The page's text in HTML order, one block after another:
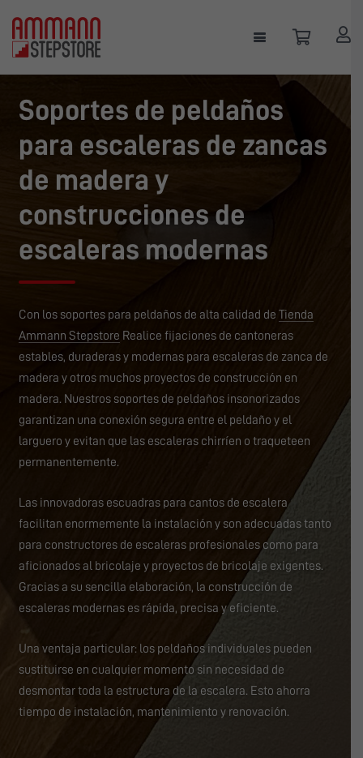
Soportes de peldaños
para escaleras de zancas
de madera y
construcciones de
escaleras modernas
Con los soportes para peldaños de alta calidad de Tienda
Ammann Stepstore Realice fijaciones de cantoneras
estables, duraderas y modernas para escaleras de zanca de
madera y otros muchos proyectos de construcción en
madera. Nuestros soportes de peldaños insonorizados
garantizan una conexión segura entre el peldaño y el
larguero y evitan que las escaleras chirríen o traqueteen
permanentemente.
Las innovadoras escuadras para cantos de escalera
facilitan enormemente la instalación y son adecuadas tanto
para constructores de escaleras profesionales como para
aficionados al bricolaje y proyectos de bricolaje exigentes.
Gracias a su sencilla elaboración, la construcción de
escaleras modernas es rápida, precisa y eficiente.
Una ventaja particular: los peldaños individuales pueden
sustituirse en cualquier momento sin necesidad de
desmontar toda la estructura de la escalera. Esto ahorra
tiempo de instalación, mantenimiento y renovación.